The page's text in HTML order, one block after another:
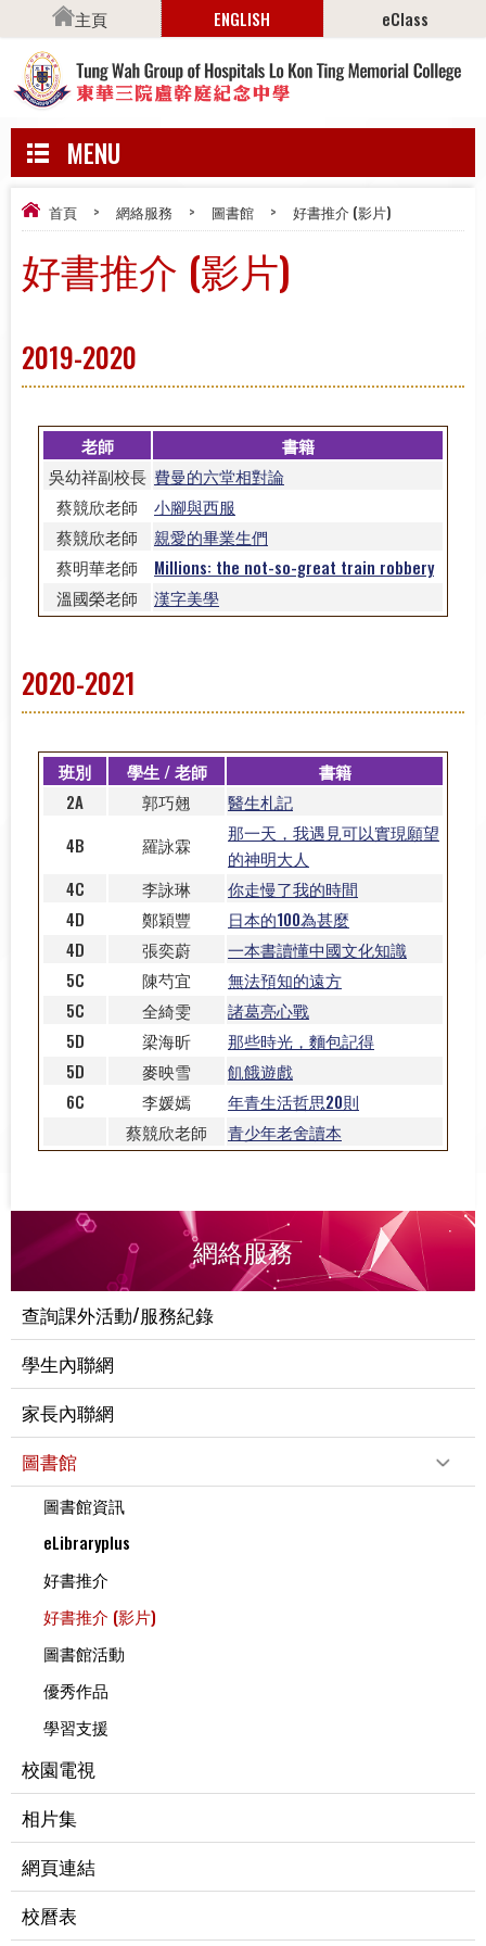
主頁 ENGLISH eClass
MENU
首頁 > 網絡服務 > 圖書館 > 好書推介 (影片)
好書推介 (影片)
2019-2020
老師
書籍
吳幼祥副校長 費曼的六堂相對論
蔡競欣老師
小腳與西服
蔡競欣老師
親愛的畢業生們
蔡明華老師
Millions: the not-so-great train robbery
溫國榮老師
漢字美學
2020-2021
班別 學生 / 老師
書籍
2A
郭巧翹
醫生札記
4B
羅詠霖
那一天，我遇見可以實現願望
的神明大人
4C
李詠琳
你走慢了我的時間
4D
鄭穎豐
日本的100為甚麼
4D
張奕蔚
一本書讀懂中國文化知識
5C
陳芍宜
無法預知的遠方
5C
全綺雯
諸葛亮心戰
5D
梁海昕
那些時光，麵包記得
5D
麥映雪
飢餓遊戲
6C
李媛嫣
年青生活哲思20則
蔡競欣老師
青少年老舍讀本
網絡服務
查詢課外活動/服務紀錄
學生內聯網
家長內聯網
圖書館
圖書館資訊
eLibraryplus
好書推介
好書推介 (影片)
圖書館活動
優秀作品
學習支援
校園電視
相片集
網頁連結
校曆表